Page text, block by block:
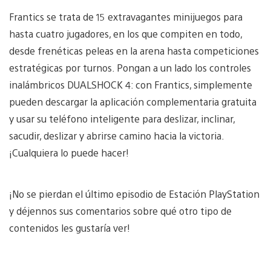
Frantics se trata de 15 extravagantes minijuegos para
hasta cuatro jugadores, en los que compiten en todo,
desde frenéticas peleas en la arena hasta competiciones
estratégicas por turnos. Pongan a un lado los controles
inalámbricos DUALSHOCK 4: con Frantics, simplemente
pueden descargar la aplicación complementaria gratuita
y usar su teléfono inteligente para deslizar, inclinar,
sacudir, deslizar y abrirse camino hacia la victoria.
¡Cualquiera lo puede hacer!
¡No se pierdan el último episodio de Estación PlayStation
y déjennos sus comentarios sobre qué otro tipo de
contenidos les gustaría ver!